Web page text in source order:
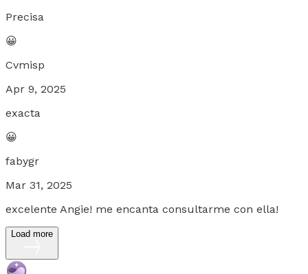
Precisa
😀
Cvmisp
Apr 9, 2025
exacta
😀
fabygr
Mar 31, 2025
excelente Angie! me encanta consultarme con ella!
Load more